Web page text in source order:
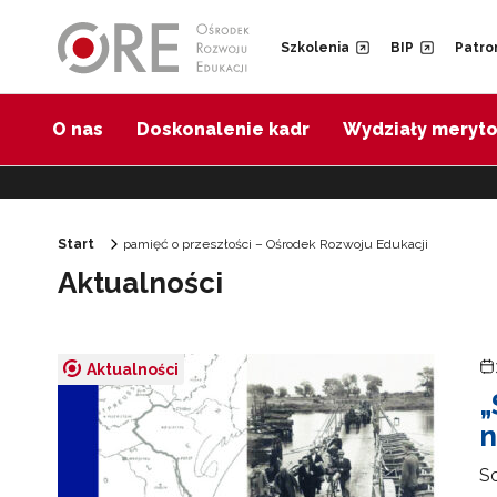
Szkolenia BIP
O nas Doskonalenie kadr Wydziały
Start pamięć o przeszłości – Ośrodek Rozwoju Edukacji
Aktualności
Aktualności